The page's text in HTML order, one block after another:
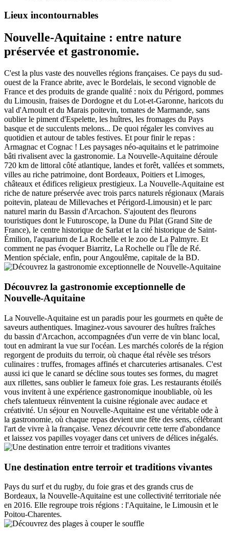
Lieux incontournables
Nouvelle-Aquitaine : entre nature
préservée et gastronomie.
C'est la plus vaste des nouvelles régions françaises. Ce pays du sud-
ouest de la France abrite, avec le Bordelais, le second vignoble de
France et des produits de grande qualité : noix du Périgord, pommes
du Limousin, fraises de Dordogne et du Lot-et-Garonne, haricots du
val d'Arnoult et du Marais poitevin, tomates de Marmande, sans
oublier le piment d'Espelette, les huîtres, les fromages du Pays
basque et de succulents melons... De quoi régaler les convives au
quotidien et autour de tables festives. Et pour finir le repas :
Armagnac et Cognac ! Les paysages néo-aquitains et le patrimoine
bâti rivalisent avec la gastronomie. La Nouvelle-Aquitaine déroule
720 km de littoral côté atlantique, landes et forêt, vallées et sommets,
villes au riche patrimoine, dont Bordeaux, Poitiers et Limoges,
châteaux et édifices religieux prestigieux. La Nouvelle-Aquitaine est
riche de nature préservée avec trois parcs naturels régionaux (Marais
poitevin, plateau de Millevaches et Périgord-Limousin) et le parc
naturel marin du Bassin d'Arcachon. S'ajoutent des fleurons
touristiques dont le Futuroscope, la Dune du Pilat (Grand Site de
France), le centre historique de Sarlat et la cité historique de Saint-
Émilion, l'aquarium de La Rochelle et le zoo de La Palmyre. Et
comment ne pas évoquer Biarritz, La Rochelle ou l'Île de Ré.
Mention spéciale, enfin, pour Angoulême, capitale de la BD.
Découvrez la gastronomie exceptionnelle de
Nouvelle-Aquitaine
La Nouvelle-Aquitaine est un paradis pour les gourmets en quête de
saveurs authentiques. Imaginez-vous savourer des huîtres fraîches
du bassin d'Arcachon, accompagnées d'un verre de vin blanc local,
tout en admirant la vue sur l'océan. Les marchés colorés de la région
regorgent de produits du terroir, où chaque étal révèle ses trésors
culinaires : truffes, fromages affinés et charcuteries artisanales. C'est
aussi ici que le canard se décline sous toutes ses formes, du magret
aux rillettes, sans oublier le fameux foie gras. Les restaurants étoilés
vous invitent à une expérience gastronomique inoubliable, où les
chefs talentueux réinventent la cuisine régionale avec audace et
créativité. Un séjour en Nouvelle-Aquitaine est une véritable ode à
la gastronomie, où chaque repas devient une fête des sens, célébrant
l'art de vivre à la française. Venez découvrir cette terre d'abondance
et laissez vos papilles voyager dans cet univers de délices inégalés.
Une destination entre terroir et traditions vivantes
Pays du surf et du rugby, du foie gras et des grands crus de
Bordeaux, la Nouvelle-Aquitaine est une collectivité territoriale née
en 2016. Elle regroupe trois régions : l'Aquitaine, le Limousin et le
Poitou-Charentes.